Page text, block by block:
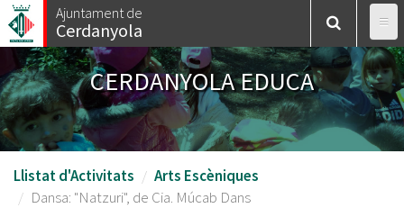
Vés
al
contingut
Ajuntament de
Cerdanyola
CERDANYOLA EDUCA
Llistat d'Activitats
Arts Escèniques
Dansa: "Natzuri", de Cia. Múcab Dans